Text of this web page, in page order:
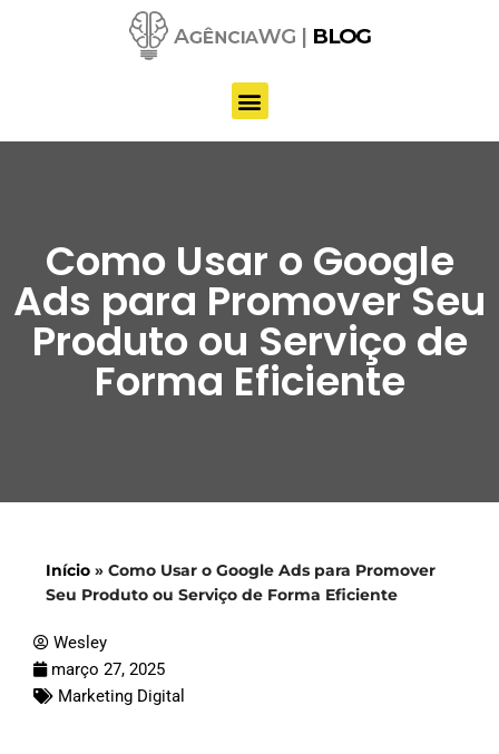
conteúdo
Como Usar o Google
Ads para Promover Seu
Produto ou Serviço de
Forma Eficiente
Início » Como Usar o Google Ads para Promover
Seu Produto ou Serviço de Forma Eficiente
Wesley
março 27, 2025
Marketing Digital